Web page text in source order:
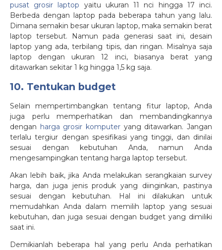
pusat grosir laptop yaitu ukuran 11 nci hingga 17 inci.
Berbeda dengan laptop pada beberapa tahun yang lalu.
Dimana semakin besar ukuran laptop, maka semakin berat
laptop tersebut. Namun pada generasi saat ini, desain
laptop yang ada, terbilang tipis, dan ringan. Misalnya saja
laptop dengan ukuran 12 inci, biasanya berat yang
ditawarkan sekitar 1 kg hingga 1,5 kg saja.
10. Tentukan budget
Selain mempertimbangkan tentang fitur laptop, Anda
juga perlu memperhatikan dan membandingkannya
dengan harga grosir komputer yang ditawarkan. Jangan
terlalu tergiur dengan spesifikasi yang tinggi, dan dinilai
sesuai dengan kebutuhan Anda, namun Anda
mengesampingkan tentang harga laptop tersebut.
Akan lebih baik, jika Anda melakukan serangkaian survey
harga, dan juga jenis produk yang diinginkan, pastinya
sesuai dengan kebutuhan. Hal ini dilakukan untuk
memudahkan Anda dalam memilih laptop yang sesuai
kebutuhan, dan juga sesuai dengan budget yang dimiliki
saat ini.
Demikianlah beberapa hal yang perlu Anda perhatikan